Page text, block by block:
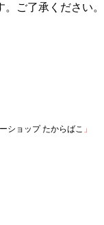
ご了承ください。
ショップ たからばこ 」